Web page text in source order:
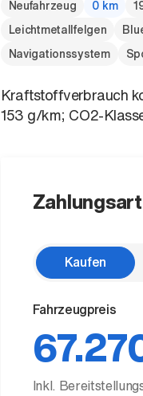
Neufahrzeug 0 km
Leichtmetallfelgen
Navigationssystem
Kraftstoffverbrauch
153 g/km; CO2-
Zahlungsart
Kaufen
Fahrzeugpreis
Inkl.